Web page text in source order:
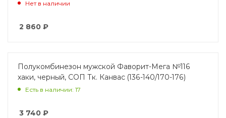
Нет в наличии
2 860 ₽
Полукомбинезон мужской Фаворит-Мега №116
хаки, черный, СОП Тк. Канвас (136-140/170-176)
Есть в наличии: 17
3 740 ₽